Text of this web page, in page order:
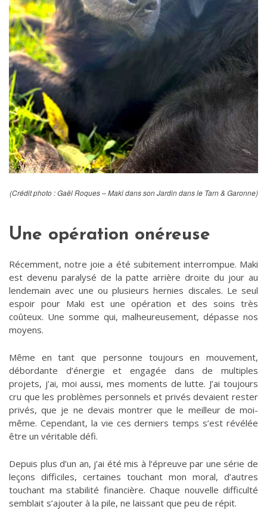
(Crédit photo : Gaël Roques – Maki dans son Jardin dans le Tarn & Garonne)
Une opération onéreuse
Récemment, notre joie a été subitement interrompue. Maki
est devenu paralysé de la patte arrière droite du jour au
lendemain avec une ou plusieurs hernies discales. Le seul
espoir pour Maki est une opération et des soins très
coûteux. Une somme qui, malheureusement, dépasse nos
moyens.
Même en tant que personne toujours en mouvement,
débordante d’énergie et engagée dans de multiples
projets, j’ai, moi aussi, mes moments de lutte. J’ai toujours
cru que les problèmes personnels et privés devaient rester
privés, que je ne devais montrer que le meilleur de moi-
même. Cependant, la vie ces derniers temps s’est révélée
être un véritable défi.
Depuis plus d’un an, j’ai été mis à l’épreuve par une série de
leçons difficiles, certaines touchant mon moral, d’autres
touchant ma stabilité financière. Chaque nouvelle difficulté
semblait s’ajouter à la pile, ne laissant que peu de répit.